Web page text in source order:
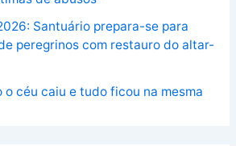
Santuário prepara-se para
peregrinos com restauro do altar-
o céu caiu e tudo ficou na mesma